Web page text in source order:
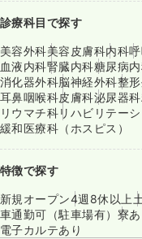
診療科目で探す
美容外科美容皮膚科内科
血液内科腎臓内科糖尿病
消化器外科脳神経外科整
耳鼻咽喉科皮膚科泌尿器科
リウマチ科リハビリテー
緩和医療科（ホスピス）
特徴で探す
新規オープン4週8休以上
車通勤可（駐車場有） 寮
電子カルテあり